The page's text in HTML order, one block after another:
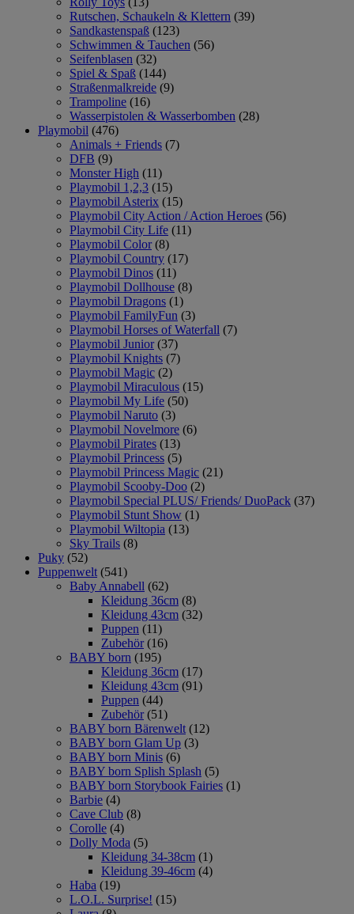
Rutschen, Schaukeln & Klettern (39)
Sandkastenspaß (123)
Schwimmen & Tauchen (56)
Seifenblasen (32)
Spiel & Spaß (144)
Straßenmalkreide (9)
Trampoline (16)
Wasserpistolen & Wasserbomben (28)
Playmobil (476)
Animals + Friends (7)
DFB (9)
Monster High (11)
Playmobil 1,2,3 (15)
Playmobil Asterix (15)
Playmobil City Action / Action Heroes (56)
Playmobil City Life (11)
Playmobil Color (8)
Playmobil Country (17)
Playmobil Dinos (11)
Playmobil Dollhouse (8)
Playmobil Dragons (1)
Playmobil FamilyFun (3)
Playmobil Horses of Waterfall (7)
Playmobil Junior (37)
Playmobil Knights (7)
Playmobil Magic (2)
Playmobil Miraculous (15)
Playmobil My Life (50)
Playmobil Naruto (3)
Playmobil Novelmore (6)
Playmobil Pirates (13)
Playmobil Princess (5)
Playmobil Princess Magic (21)
Playmobil Scooby-Doo (2)
Playmobil Special PLUS/ Friends/ DuoPack (37)
Playmobil Stunt Show (1)
Playmobil Wiltopia (13)
Sky Trails (8)
Puky (52)
Puppenwelt (541)
Baby Annabell (62)
Kleidung 36cm (8)
Kleidung 43cm (32)
Puppen (11)
Zubehör (16)
BABY born (195)
Kleidung 36cm (17)
Kleidung 43cm (91)
Puppen (44)
Zubehör (51)
BABY born Bärenwelt (12)
BABY born Glam Up (3)
BABY born Minis (6)
BABY born Splish Splash (5)
BABY born Storybook Fairies (1)
Barbie (4)
Cave Club (8)
Corolle (4)
Dolly Moda (5)
Kleidung 34-38cm (1)
Kleidung 39-46cm (4)
Haba (19)
L.O.L. Surprise! (15)